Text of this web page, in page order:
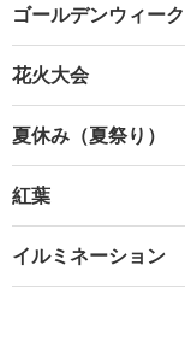
ゴールデンウィーク
花火大会
夏休み（夏祭り）
紅葉
イルミネーション